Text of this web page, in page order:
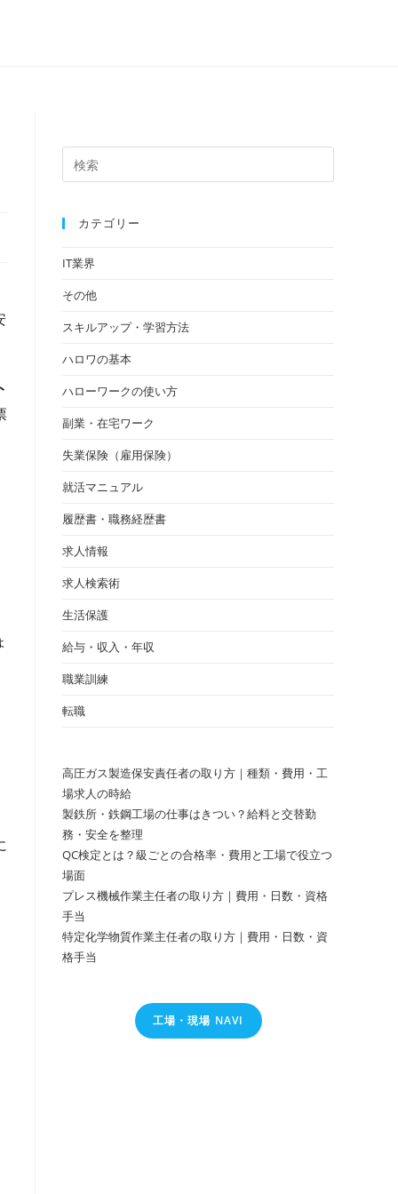
カテゴリー
IT業界
その他
スキルアップ・学習方法
ハロワの基本
ハローワークの使い方
副業・在宅ワーク
失業保険（雇用保険）
就活マニュアル
履歴書・職務経歴書
求人情報
求人検索術
生活保護
給与・収入・年収
職業訓練
転職
高圧ガス製造保安責任者の取り方｜種類・費用・工
場求人の時給
製鉄所・鉄鋼工場の仕事はきつい？給料と交替勤
務・安全を整理
QC検定とは？級ごとの合格率・費用と工場で役立つ
場面
プレス機械作業主任者の取り方｜費用・日数・資格
手当
特定化学物質作業主任者の取り方｜費用・日数・資
格手当
工場・現場 NAVI